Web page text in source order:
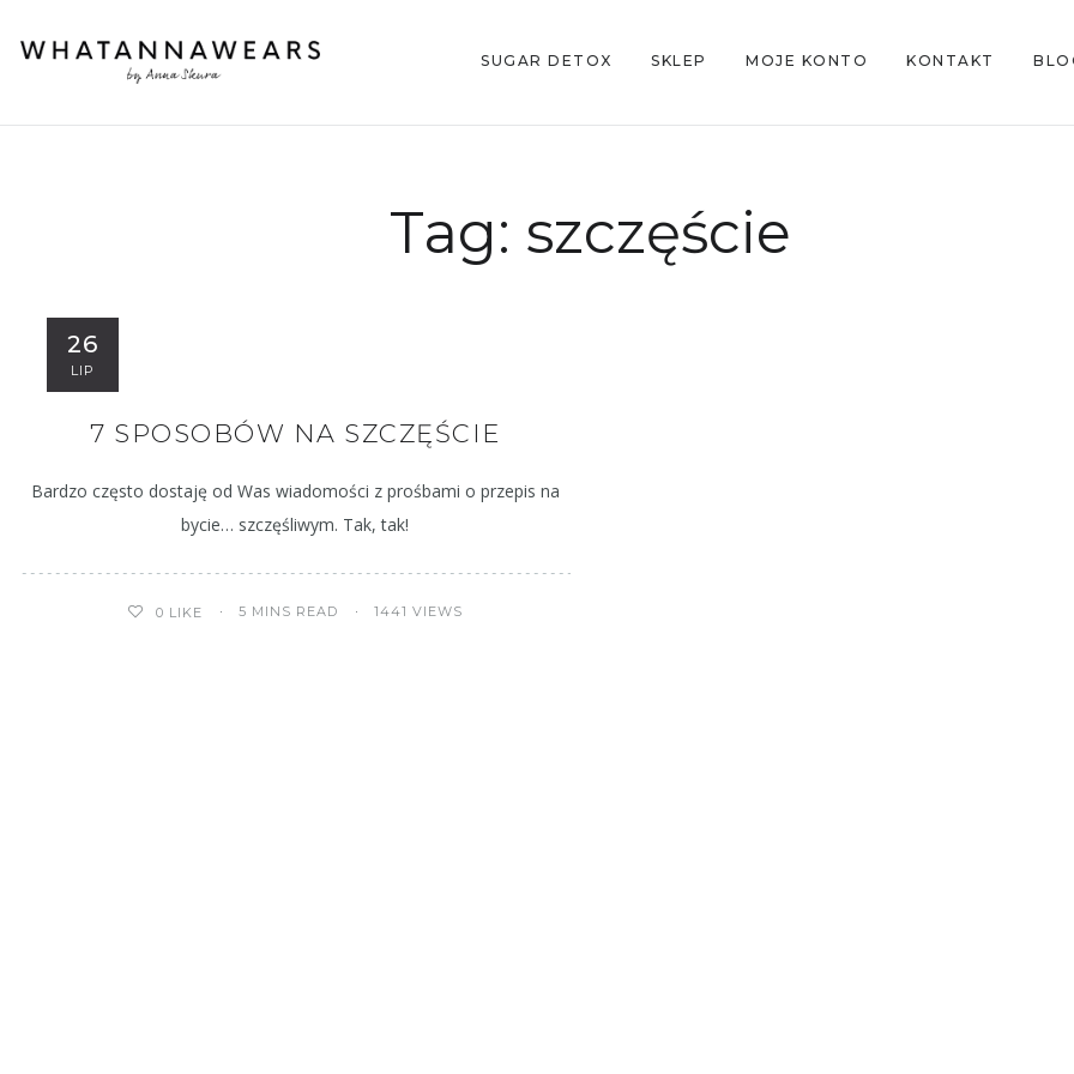
SUGAR DETOX SKLEP MOJE KONTO KONTAKT
Tag: szczęście
26
LIP
7 SPOSOBÓW NA SZCZĘŚCIE
Bardzo często dostaję od Was wiadomości z prośbami o przepis na
bycie… szczęśliwym. Tak, tak!
0 LIKE 5 MINS READ 1441 VIEWS